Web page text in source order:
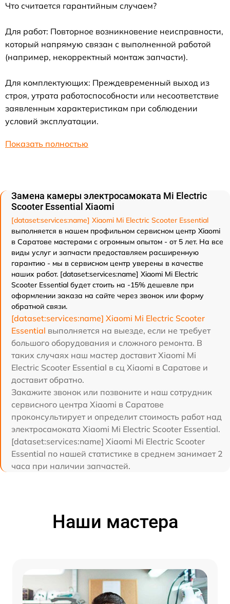
Что считается гарантийным случаем?
Для работ: Повторное возникновение неисправности,
который напрямую связан с выполненной работой
(например, некорректный монтаж запчасти).
Для комплектующих: Преждевременный выход из
строя, утрата работоспособности или несоответствие
заявленным характеристикам при соблюдении
условий эксплуатации.
Показать полностью
Замена камеры электросамоката Mi Electric
Scooter Essential Xiaomi
[dataset:services:name] Xiaomi Mi Electric Scooter Essential
выполняется в нашем профильном сервисном центр Xiaomi
в Саратове мастерами с огромным опытом - от 5 лет. На все
виды услуг и запчасти предоставляем расширенную
гарантию - мы в сервисном центр уверены в качестве
наших работ. [dataset:services:name] Xiaomi Mi Electric
Scooter Essential будет стоить на -15% дешевле при
оформлении заказа на сайте через звонок или форму
обратной связи.
[dataset:services:name] Xiaomi Mi Electric Scooter
Essential выполняется на выезде, если не требует
большого оборудования и сложного ремонта. В
таких случаях наш мастер доставит Xiaomi Mi
Electric Scooter Essential в сц Xiaomi в Саратове и
доставит обратно.
Закажите звонок или позвоните и наш сотрудник
сервисного центра Xiaomi в Саратове
проконсультирует и определит стоимость работ над
электросамоката Xiaomi Mi Electric Scooter Essential.
[dataset:services:name] Xiaomi Mi Electric Scooter
Essential по нашей статистике в среднем занимает 2
часа при наличии запчастей.
Наши мастера